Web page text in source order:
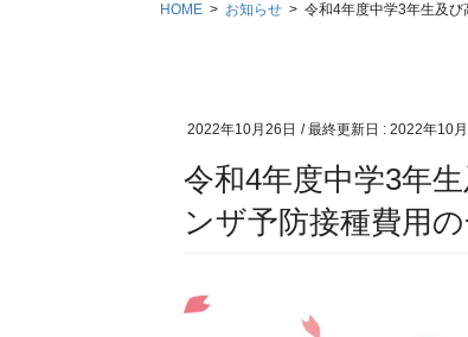
HOME お知らせ 令和4年度中学3年生及
2022年10月26日 / 最終更新日 :2022年10
令和4年度中学3年
ンザ予防接種費用